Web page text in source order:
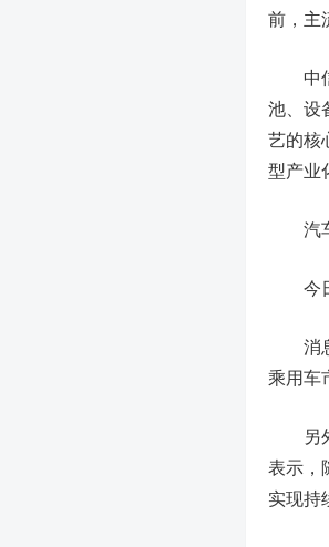
前，主
中信
池、设
艺的核
型产业
汽车
今日
消息
乘用车
另外
表示，
实现持